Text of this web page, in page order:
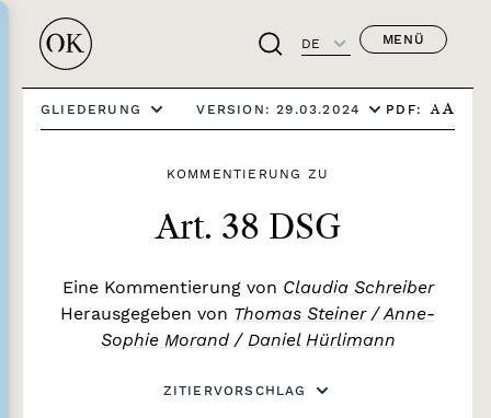
DE MENÜ
GLIEDERUNG VERSION: 29.03.2024 PDF: A A
KOMMENTIERUNG ZU
Art. 38 DSG
Eine Kommentierung von Claudia Schreiber
Herausgegeben von Thomas Steiner/Anne-
Sophie Morand/ Daniel Hürlimann
ZITIERVORSCHLAG